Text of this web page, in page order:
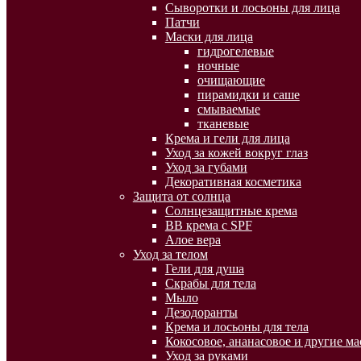
Сыворотки и лосьоны для лица
Патчи
Маски для лица
гидрогелевые
ночные
очищающие
пирамидки и саше
смываемые
тканевые
Крема и гели для лица
Уход за кожей вокруг глаз
Уход за губами
Декоративная косметика
Защита от солнца
Солнцезащитные крема
BB крема с SPF
Алое вера
Уход за телом
Гели для душа
Скрабы для тела
Мыло
Дезодоранты
Крема и лосьоны для тела
Кокосовое, ананасовое и другие
Уход за руками